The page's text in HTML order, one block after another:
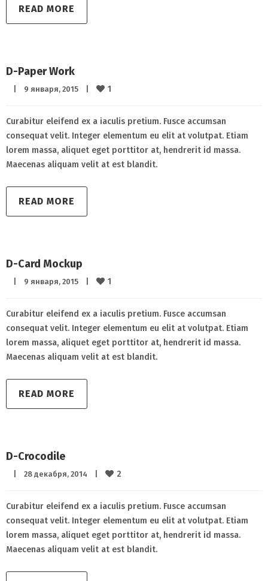
READ MORE
D-Paper Work
9 января, 2015 1
Curabitur eleifend ex a iaculis pretium. Fusce accumsan
consequat velit. Integer elementum eu elit at volutpat. Etiam
lorem massa, aliquet eget porttitor at, hendrerit id massa.
Maecenas aliquam velit at est blandit.
READ MORE
D-Card Mockup
9 января, 2015 1
Curabitur eleifend ex a iaculis pretium. Fusce accumsan
consequat velit. Integer elementum eu elit at volutpat. Etiam
lorem massa, aliquet eget porttitor at, hendrerit id massa.
Maecenas aliquam velit at est blandit.
READ MORE
D-Crocodile
28 декабря, 2014 2
Curabitur eleifend ex a iaculis pretium. Fusce accumsan
consequat velit. Integer elementum eu elit at volutpat. Etiam
lorem massa, aliquet eget porttitor at, hendrerit id massa.
Maecenas aliquam velit at est blandit.